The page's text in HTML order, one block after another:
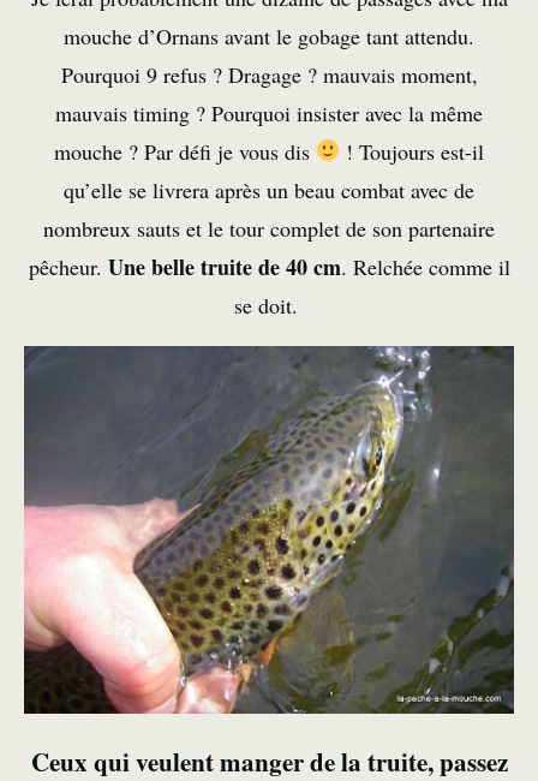
mouche d’Ornans avant le gobage tant attendu.
Pourquoi 9 refus ? Dragage ? mauvais moment,
mauvais timing ? Pourquoi insister avec la même
mouche ? Par défi je vous dis
! Toujours est-il
qu’elle se livrera après un beau combat avec de
nombreux sauts et le tour complet de son partenaire
pêcheur. Une belle truite de 40 cm. Relchée comme il
se doit.
Ceux qui veulent manger de la truite, passez